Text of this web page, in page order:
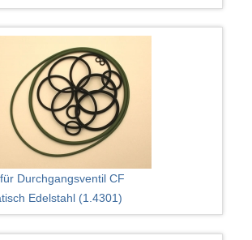
Durchgangsventil CF
Edelstahl (1.4301)